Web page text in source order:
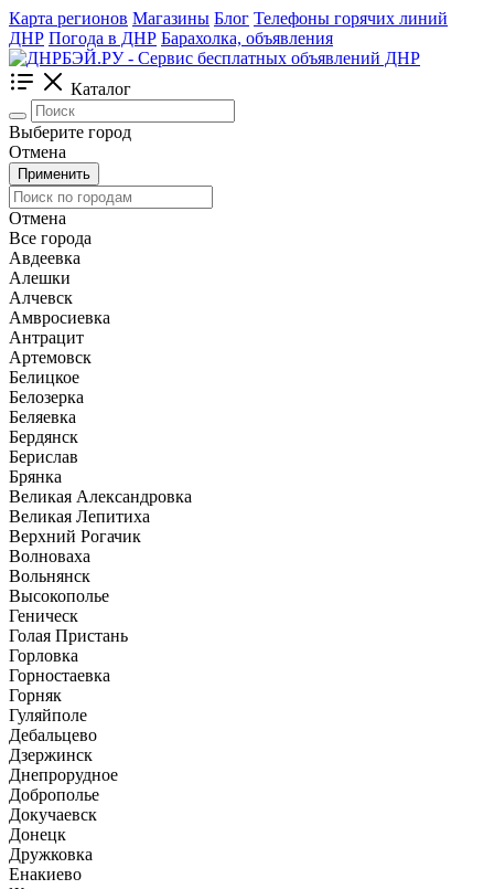
Карта регионов Магазины Блог Телефоны горячих линий
ДНР Погода в ДНР Барахолка, объявления
Каталог
Выберите город
Отмена
Применить
Отмена
Все города
Авдеевка
Алешки
Алчевск
Амвросиевка
Антрацит
Артемовск
Белицкое
Белозерка
Беляевка
Бердянск
Берислав
Брянка
Великая Александровка
Великая Лепитиха
Верхний Рогачик
Волноваха
Вольнянск
Высокополье
Геническ
Голая Пристань
Горловка
Горностаевка
Горняк
Гуляйполе
Дебальцево
Дзержинск
Днепрорудное
Доброполье
Докучаевск
Донецк
Дружковка
Енакиево